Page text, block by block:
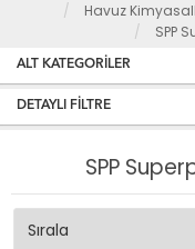
Havuz
SPP
ALT KATEGORILER
DETAYLI FILTRE
SPP